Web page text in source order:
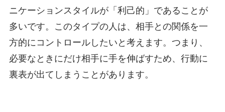
ニケーションスタイルが「利己的」であることが
多いです。このタイプの人は、相手との関係を一
方的にコントロールしたいと考えます。つまり、
必要なときにだけ相手に手を伸ばすため、行動に
裏表が出てしまうことがあります。